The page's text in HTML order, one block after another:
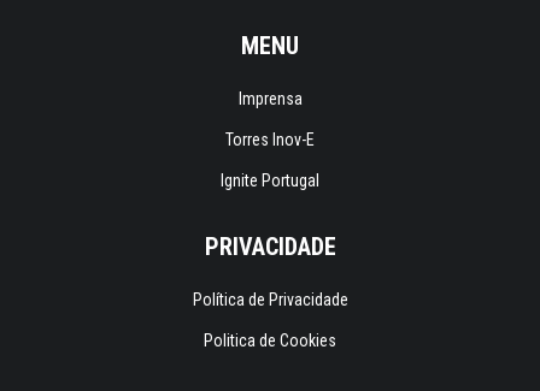
MENU
Imprensa
Torres Inov-E
Ignite Portugal
PRIVACIDADE
Política de Privacidade
Politica de Cookies